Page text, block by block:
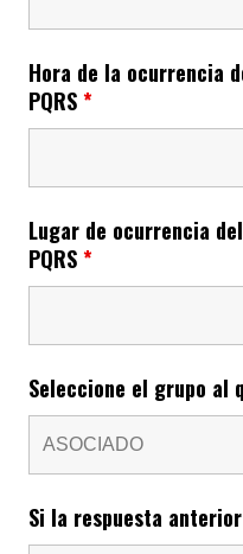
Hora de la ocurrencia
PQRS*
Lugar de ocurrencia
PQRS*
Seleccione el grupo al
Si la respuesta